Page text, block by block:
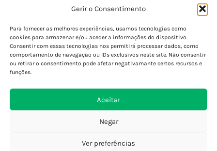
Gerir o Consentimento
Para fornecer as melhores experiências, usamos tecnologias como
cookies para armazenar e/ou aceder a informações do dispositivo.
Consentir com essas tecnologias nos permitirá processar dados, como
comportamento de navegação ou IDs exclusivos neste site. Não consentir
ou retirar o consentimento pode afetar negativamante certos recursos e
funções.
Aceitar
Negar
Ver preferências
Política de Privacidade
Termos e Condições
Perguntas Frequentes
Custos de Envio
Encomendas Internacionais
Devoluções e Trocas